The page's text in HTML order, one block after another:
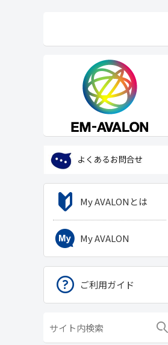
My AVALONとは
My AVALON
ご利用ガイド